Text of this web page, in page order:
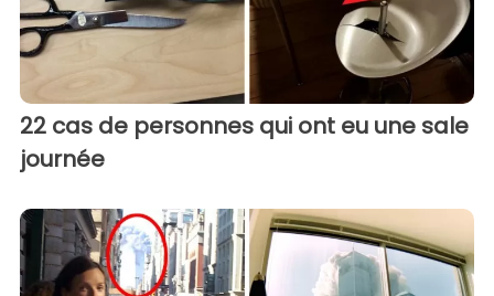
22 cas de personnes qui ont eu une sale
journée